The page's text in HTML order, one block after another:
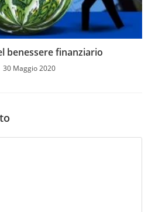
benessere finanziario
30 Maggio 2020